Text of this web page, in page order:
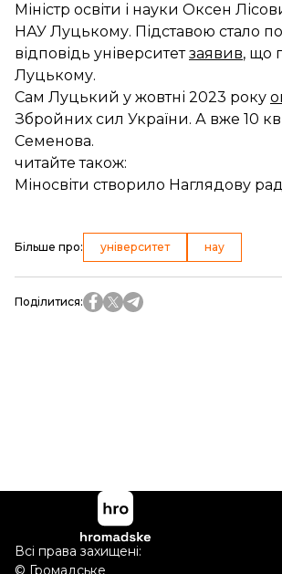
Міністр освіти і науки Оксен
НАУ Луцькому. Підставою стало
відповідь університетзаявив, що
Луцькому.
Сам Луцький у жовтні 2023 року
Збройних сил України. А вже 10
Семенова.
читайте також:
Міносвіти створило Наглядову
Більше про: університет нау
Поділитися:
Всі права захищені: